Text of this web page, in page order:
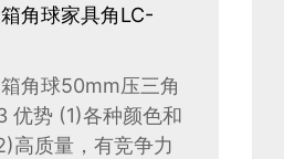
角球家具角LC-
角球50mm压三角
优势 (1)各种颜色和
高质量，有竞争力